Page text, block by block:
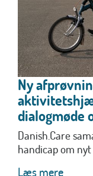
Ny
dialogmøde
Danish.Care
handicap om nyt
Læs mere